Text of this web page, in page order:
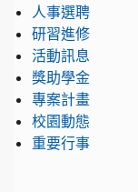
人事選聘
研習進修
活動訊息
獎助學金
專案計畫
校園動態
重要行事